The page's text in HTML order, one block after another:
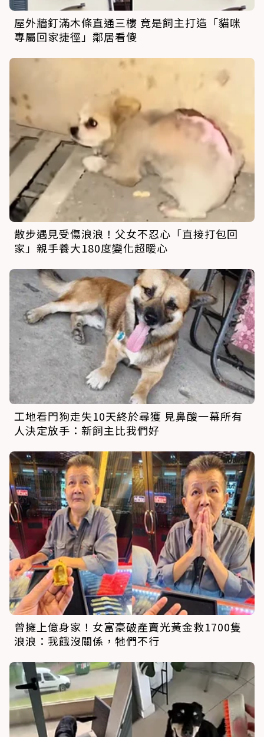
屋外牆釘滿木條直通三樓 竟是飼主打造「貓咪
專屬回家捷徑」鄰居看傻
散步遇見受傷浪浪！父女不忍心「直接打包回
家」親手養大180度變化超暖心
工地看門狗走失10天終於尋獲 見鼻酸一幕所有
人決定放手：新飼主比我們好
曾擁上億身家！女富豪破產賣光黃金救1700隻
浪浪：我餓沒關係，牠們不行